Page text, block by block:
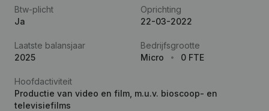
Btw-plicht
Ja
Oprichting
22-03-2022
Laatste balansjaar
2025
Bedrijfsgrootte
Micro
0 FTE
Hoofdactiviteit
Productie van video en film, m.u.v. bioscoop- en
televisiefilms